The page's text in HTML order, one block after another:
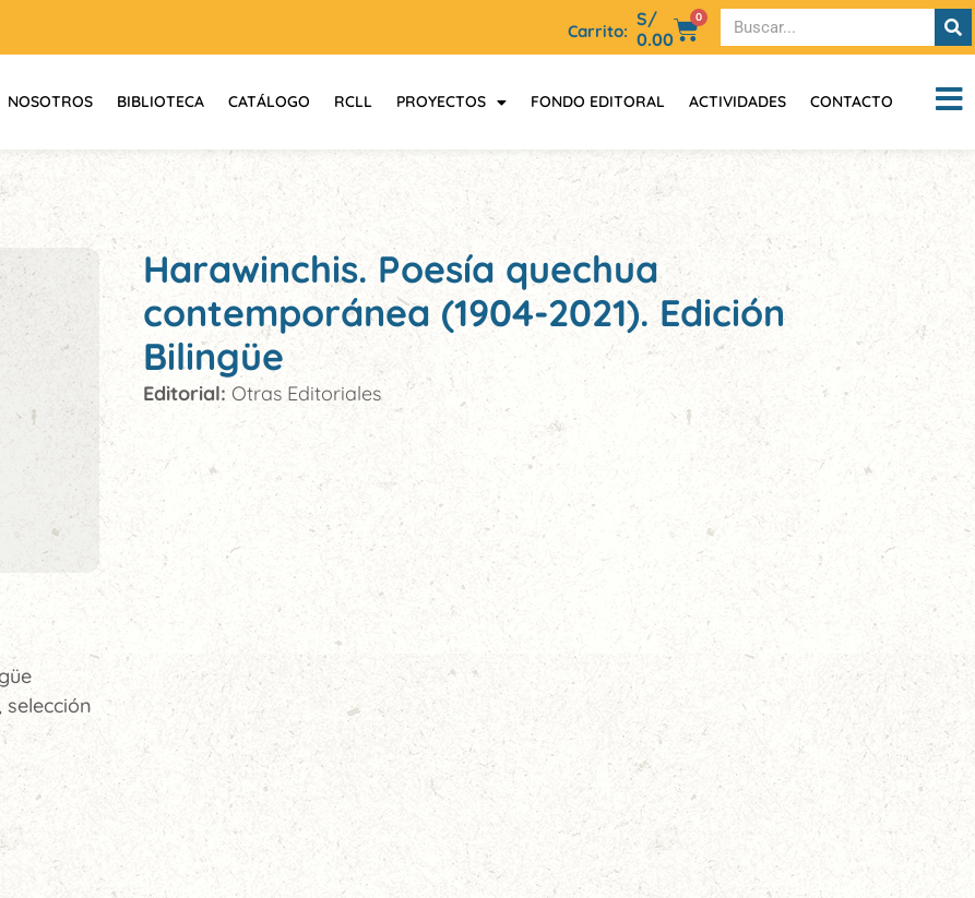
Carrito:
S/
0.00
0
NOSOTROS BIBLIOTECA CATÁLOGO RCLL PROYECTOS FONDO EDITORAL ACTIVIDADES CONTACTO
selección
Harawinchis. Poesía quechua
contemporánea (1904-2021). Edición
Bilingüe
Editorial: Otras Editoriales